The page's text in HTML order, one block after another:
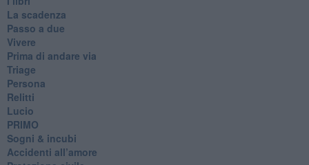
La scadenza
Passo a due
Vivere
Prima di andare via
Triage
Persona
Relitti
Lucio
PRIMO
Sogni & incubi
Accidenti all’amore